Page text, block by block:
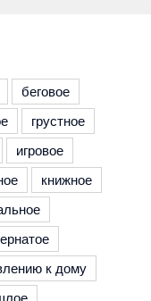
беговое
грустное
игровое
книжное
к дому